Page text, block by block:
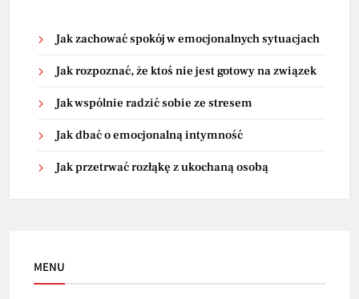
Jak zachować spokój w emocjonalnych sytuacjach
Jak rozpoznać, że ktoś nie jest gotowy na związek
Jak wspólnie radzić sobie ze stresem
Jak dbać o emocjonalną intymność
Jak przetrwać rozłąkę z ukochaną osobą
MENU